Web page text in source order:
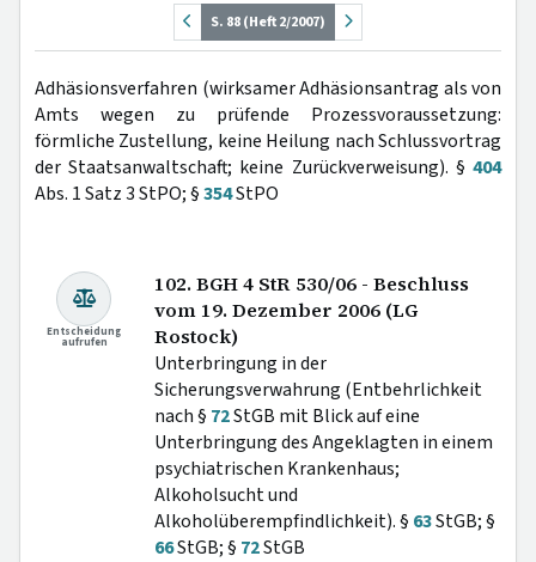
S. 88 (Heft 2/2007)
Adhäsionsverfahren (wirksamer Adhäsionsantrag als von
Amts wegen zu prüfende Prozessvoraussetzung:
förmliche Zustellung, keine Heilung nach Schlussvortrag
der Staatsanwaltschaft; keine Zurückverweisung). § 404
Abs. 1 Satz 3 StPO; §354StPO
Entscheidung
aufrufen
102. BGH 4 StR 530/06 - Beschluss
vom 19. Dezember 2006 (LG
Rostock)
Unterbringung in der
Sicherungsverwahrung (Entbehrlichkeit
nach § 72StGB mit Blick auf eine
Unterbringung des Angeklagten in einem
psychiatrischen Krankenhaus;
Alkoholsucht und
Alkoholüberempfindlichkeit). § 63StGB; §
66StGB; § 72StGB